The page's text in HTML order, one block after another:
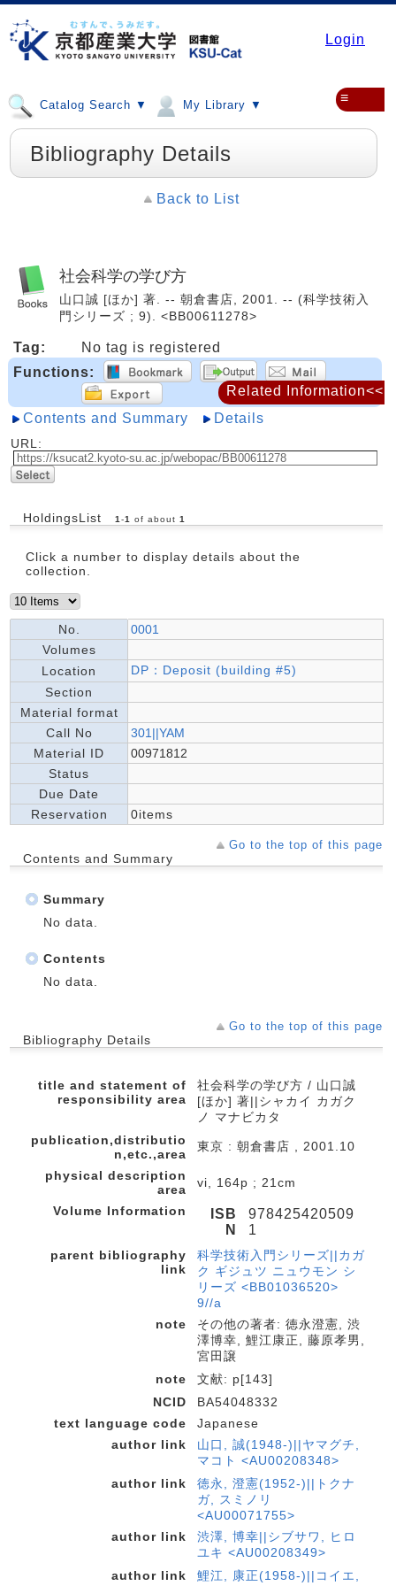
Login
Catalog Search ▼ My Library ▼ ≡
Bibliography Details
Back to List
社会科学の学び方
山口誠 [ほか] 著. -- 朝倉書店, 2001. -- (科学技術入
門シリーズ ; 9). <BB00611278>
Tag:
No tag is registered
Functions:
Contents and Summary Details
URL:
HoldingsList 1 -1 of about 1
Click a number to display details about the
collection.
No.
0001
Volumes
Location
DP：Deposit (building #5)
Section
Material format
Call No
301||YAM
Material ID
00971812
Status
Due Date
Reservation
0items
Go to the top of this page
Contents and Summary
Summary
No data.
Contents
No data.
Go to the top of this page
Bibliography Details
title and statement of
responsibility area
社会科学の学び方 / 山口誠
[ほか] 著||シャカイ カガク
ノ マナビカタ
publication,distributio
n,etc.,area
東京 : 朝倉書店 , 2001.10
physical description
area
vi, 164p ; 21cm
Volume Information
ISB
N
978425420509
1
parent bibliography
link
科学技術入門シリーズ||カガ
ク ギジュツ ニュウモン シ
リーズ <BB01036520>
9//a
note
その他の著者: 徳永澄憲, 渋
澤博幸, 鯉江康正, 藤原孝男,
宮田譲
note
文献: p[143]
NCID
BA54048332
text language code
Japanese
author link
山口, 誠(1948-)||ヤマグチ,
マコト <AU00208348>
author link
徳永, 澄憲(1952-)||トクナ
ガ, スミノリ
<AU00071755>
author link
渋澤, 博幸||シブサワ, ヒロ
ユキ <AU00208349>
author link
鯉江, 康正(1958-)||コイエ,
Related Information<<